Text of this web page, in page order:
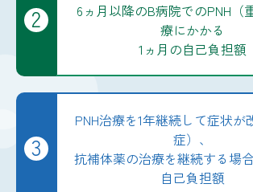
2
6ヵ月以降のB病院でのPNH（
療にかかる
1ヵ月の自己負担額
3
PNH治療を1年継続して症状が
症）、
抗補体薬の治療を継続する場
自己負担額